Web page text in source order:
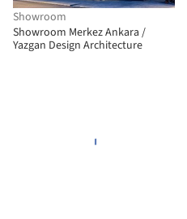
Showroom
Showroom Merkez Ankara /
Yazgan Design Architecture